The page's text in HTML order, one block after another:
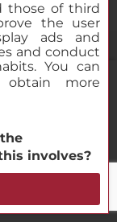
Santa Engracia,
those of third
the user
ads and
and conduct
You can
more
involves?